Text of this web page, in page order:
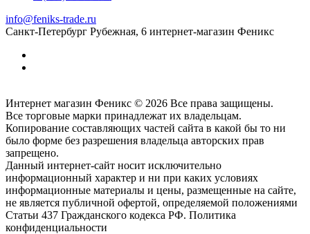
info@feniks-trade.ru
Санкт-Петербург Рубежная, 6 интернет-магазин Феникс
Интернет магазин Феникс © 2026 Все права защищены.
Все торговые марки принадлежат их владельцам.
Копирование составляющих частей сайта в какой бы то ни
было форме без разрешения владельца авторских прав
запрещено.
Данный интернет-сайт носит исключительно
информационный характер и ни при каких условиях
информационные материалы и цены, размещенные на сайте,
не является публичной офертой, определяемой положениями
Статьи 437 Гражданского кодекса РФ. Политика
конфиденциальности